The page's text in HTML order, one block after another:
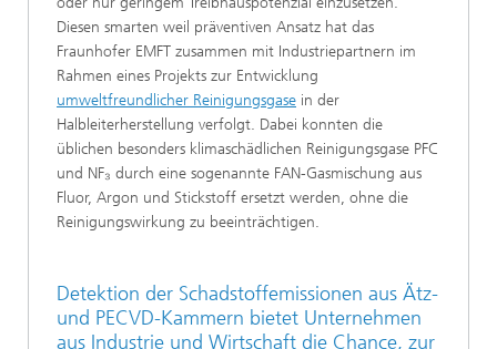
Diesen smarten weil präventiven Ansatz hat das
Fraunhofer EMFT zusammen mit Industriepartnern im
Rahmen eines Projekts zur Entwicklung
umweltfreundlicher Reinigungsgase in der
Halbleiterherstellung verfolgt. Dabei konnten die
üblichen besonders klimaschädlichen Reinigungsgase PFC
und NF₃ durch eine sogenannte FAN-Gasmischung aus
Fluor, Argon und Stickstoff ersetzt werden, ohne die
Reinigungswirkung zu beeinträchtigen.
Detektion der Schadstoffemissionen aus Ätz-
und PECVD-Kammern bietet Unternehmen
aus Industrie und Wirtschaft die Chance, zur